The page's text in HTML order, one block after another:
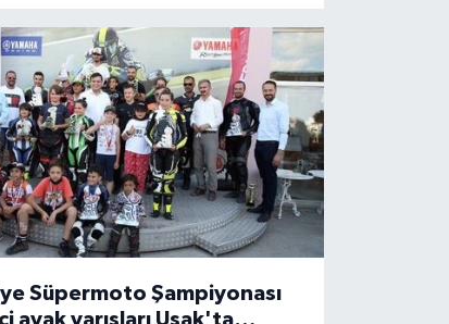
Süpermoto Şampiyonası
ayak yarışları Uşak'ta